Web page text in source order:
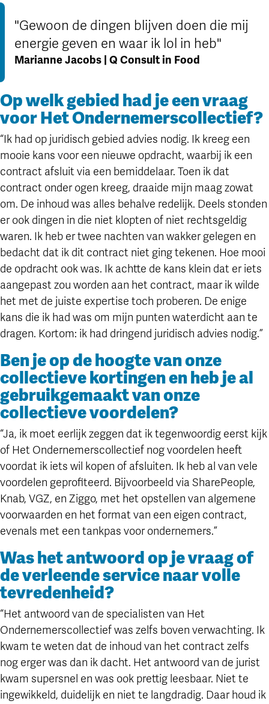
"Gewoon de dingen blijven doen die mij
energie geven en waar ik lol in heb"
Marianne Jacobs | Q Consult in Food
Op welk gebied had je een vraag
voor Het Ondernemerscollectief?
“Ik had op juridisch gebied advies nodig. Ik kreeg een
mooie kans voor een nieuwe opdracht, waarbij ik een
contract afsluit via een bemiddelaar. Toen ik dat
contract onder ogen kreeg, draaide mijn maag zowat
om. De inhoud was alles behalve redelijk. Deels stonden
er ook dingen in die niet klopten of niet rechtsgeldig
waren. Ik heb er twee nachten van wakker gelegen en
bedacht dat ik dit contract niet ging tekenen. Hoe mooi
de opdracht ook was. Ik achtte de kans klein dat er iets
aangepast zou worden aan het contract, maar ik wilde
het met de juiste expertise toch proberen. De enige
kans die ik had was om mijn punten waterdicht aan te
dragen. Kortom: ik had dringend juridisch advies nodig.”
Ben je op de hoogte van onze
collectieve kortingen en heb je al
gebruikgemaakt van onze
collectieve voordelen?
“Ja, ik moet eerlijk zeggen dat ik tegenwoordig eerst kijk
of Het Ondernemerscollectief nog voordelen heeft
voordat ik iets wil kopen of afsluiten. Ik heb al van vele
voordelen geprofiteerd. Bijvoorbeeld via SharePeople,
Knab, VGZ, en Ziggo, met het opstellen van algemene
voorwaarden en het format van een eigen contract,
evenals met een tankpas voor ondernemers.”
Was het antwoord op je vraag of
de verleende service naar volle
tevredenheid?
“Het antwoord van de specialisten van Het
Ondernemerscollectief was zelfs boven verwachting. Ik
kwam te weten dat de inhoud van het contract zelfs
nog erger was dan ik dacht. Het antwoord van de jurist
kwam supersnel en was ook prettig leesbaar. Niet te
ingewikkeld, duidelijk en niet te langdradig. Daar houd ik